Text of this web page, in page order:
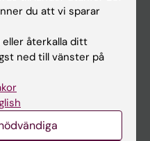
du att vi sparar
eller återkalla ditt
ned till vänster på